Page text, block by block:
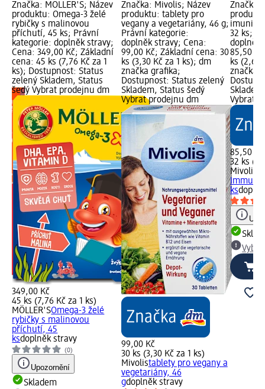
Značka: MÖLLER'S; Název
produktu: Omega-3 želé
rybičky s malinovou
příchutí, 45 ks; Právní
kategorie: doplněk stravy;
Cena: 349,00 Kč; Základní
cena: 45 ks (7,76 Kč za 1
ks); Dostupnost: Status
zelený Skladem, Status
šedý Vybrat prodejnu dm
349,00 Kč
45 ks (7,76 Kč za 1 ks)
MÖLLER'SOmega-3 želé
rybičky s malinovou
příchutí, 45
ksdoplněk stravy
(0)
Upozornění
Skladem
Značka: Mivolis; Název
produktu: tablety pro
vegany a vegetariány, 46 g;
Právní kategorie:
doplněk stravy; Cena:
99,00 Kč; Základní cena: 30
ks (3,30 Kč za 1 ks); dm
značka grafika;
Dostupnost: Status zelený
Skladem, Status šedý
Vybrat prodejnu dm
99,00 Kč
30 ks (3,30 Kč za 1 ks)
Mivolistablety pro vegany a
vegetariány, 46
gdoplněk stravy
Značka:
imunitu
32 ks;
doplněk
85,50
ks (2,67
značka
Vybrat
85,50 Kč
32 ks
Mivolis
Immun
ks